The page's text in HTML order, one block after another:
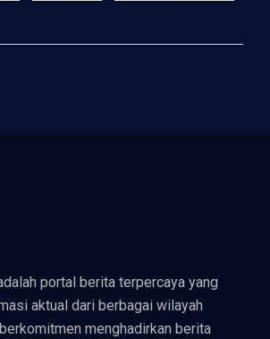
portal berita terpercaya yang
aktual dari berbagai wilayah
menghadirkan berita